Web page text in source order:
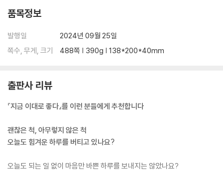
품목정보
발행일
2024년 09월 25일
쪽수, 무게, 크기
488쪽 | 390g | 138*200*40mm
출판사 리뷰
『지금 이대로 좋다』를 이런 분들에게 추천합니다
괜찮은 척, 아무렇지 않은 척
오늘도 힘겨운 하루를 버티고 있나요?
오늘도 되는 일 없이 마음만 바쁜 하루를 보내지는 않았나요?